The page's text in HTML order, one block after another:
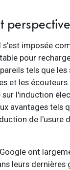
s'est imposée
pour
tels que les
et les
l'induction
avantages tels
de l'usure
ont
leurs dernières